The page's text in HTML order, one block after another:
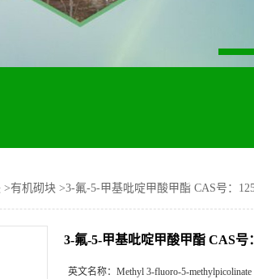
>有机砌块 >3-氟-5-甲基吡啶甲酸甲酯 CAS号：
3-氟-5-甲基吡啶甲酸甲酯 CAS号
英文名称： Methyl 3-fluoro-5-methylpicolinate